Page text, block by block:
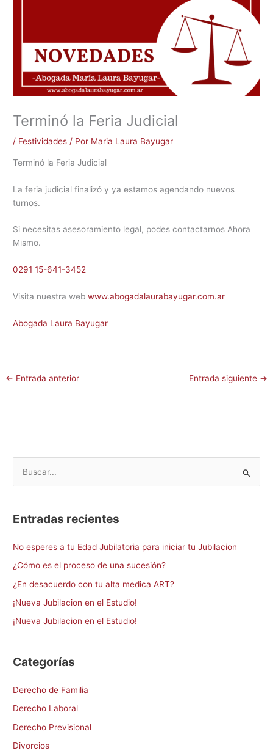
Terminó la Feria Judicial
/ Festividades / Por Maria Laura Bayugar
Terminó la Feria Judicial
La feria judicial finalizó y ya estamos agendando nuevos
turnos.
Si necesitas asesoramiento legal, podes contactarnos Ahora
Mismo.
0291 15-641-3452
Visita nuestra webwww.abogadalaurabayugar.com.ar
Abogada Laura Bayugar
← Entrada anterior Entrada siguiente →
c
p
o
r
:
Entradas recientes
No esperes a tu Edad Jubilatoria para iniciar tu Jubilacion
¿Cómo es el proceso de una sucesión?
¿En desacuerdo con tu alta medica ART?
¡Nueva Jubilacion en el Estudio!
¡Nueva Jubilacion en el Estudio!
Categorías
Derecho de Familia
Derecho Laboral
Derecho Previsional
Divorcios